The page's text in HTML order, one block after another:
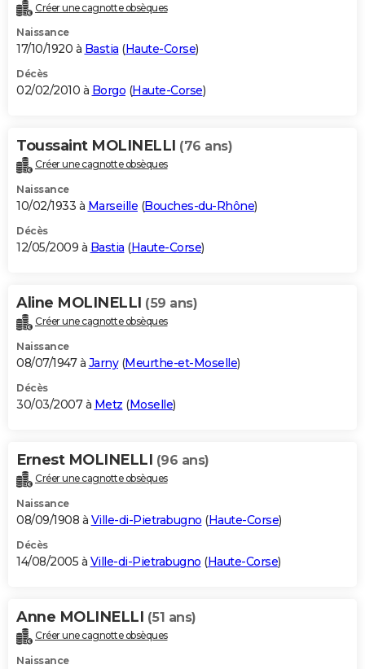
Créer une cagnotte obsèques
Naissance
17/10/1920 à Bastia (Haute-Corse)
Décès
02/02/2010 à Borgo (Haute-Corse)
Toussaint MOLINELLI (76 ans)
Créer une cagnotte obsèques
Naissance
10/02/1933 à Marseille (Bouches-du-Rhône)
Décès
12/05/2009 à Bastia (Haute-Corse)
Aline MOLINELLI (59 ans)
Créer une cagnotte obsèques
Naissance
08/07/1947 à Jarny(Meurthe-et-Moselle)
Décès
30/03/2007 à Metz (Moselle)
Ernest MOLINELLI (96 ans)
Créer une cagnotte obsèques
Naissance
08/09/1908 à Ville-di-Pietrabugno (Haute-Corse)
Décès
14/08/2005 à Ville-di-Pietrabugno (Haute-Corse)
Anne MOLINELLI (51 ans)
Créer une cagnotte obsèques
Naissance